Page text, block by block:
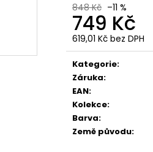
848 Kč –11 %
749 Kč
619,01 Kč bez DPH
Měrná
cena:
Kategorie:
Záruka:
EAN:
Kolekce:
Barva:
Země původu: